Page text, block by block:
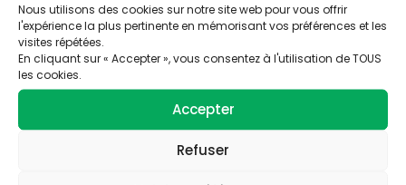
Nous utilisons des cookies sur notre site web pour vous offrir
l'expérience la plus pertinente en mémorisant vos préférences et les
visites répétées.
En cliquant sur « Accepter », vous consentez à l'utilisation de TOUS
les cookies.
Accepter
Refuser